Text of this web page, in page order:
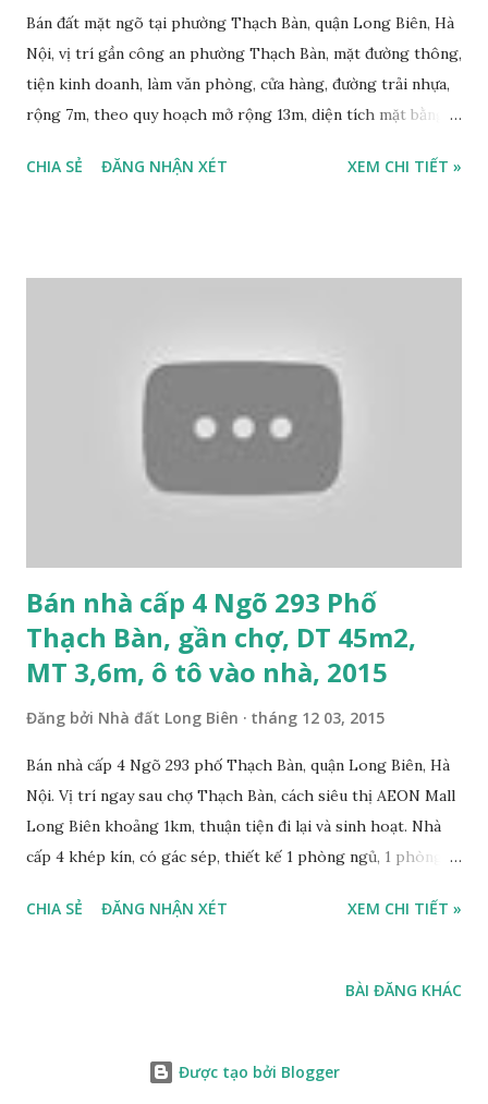
Bán đất mặt ngõ tại phường Thạch Bàn, quận Long Biên, Hà
Nội, vị trí gần công an phường Thạch Bàn, mặt đường thông,
tiện kinh doanh, làm văn phòng, cửa hàng, đường trải nhựa,
rộng 7m, theo quy hoạch mở rộng 13m, diện tích mặt bằng
bán 1,9 tỷ, có thương lượng với khách thiện chí mua. Liên hệ:
CHIA SẺ ĐĂNG NHẬN XÉT XEM CHI TIẾT »
Bán nhà cấp 4 Ngõ 293 Phố
Thạch Bàn, gần chợ, DT 45m2,
MT 3,6m, ô tô vào nhà, 2015
Đăng bởi Nhà đất Long Biên tháng 12 03, 2015
Bán nhà cấp 4 Ngõ 293 phố Thạch Bàn, quận Long Biên, Hà
Nội. Vị trí ngay sau chợ Thạch Bàn, cách siêu thị AEON Mall
Long Biên khoảng 1km, thuận tiện đi lại và sinh hoạt. Nhà
cấp 4 khép kín, có gác sép, thiết kế 1 phòng ngủ, 1 phòng
tiền 3,6m, hướng Tây Nam, ngõ trước nhà rộng 5m, ô tô vào
nhanh và thiện chí mua. Liên hệ: 0984999007 - 0915383393.
Bán nhà đất Thạch Bàn 2015 tại đây:
CHIA SẺ ĐĂNG NHẬN XÉT XEM CHI TIẾT »
BÀI ĐĂNG KHÁC
Được tạo bởi Blogger